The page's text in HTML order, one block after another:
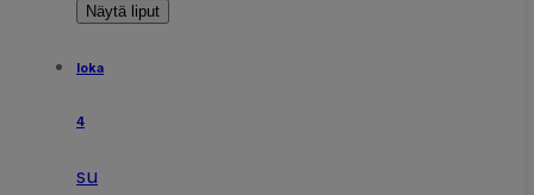
Näytä liput
loka
4
su